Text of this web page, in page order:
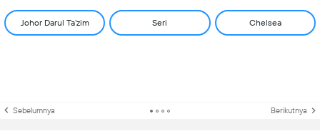
Johor Darul Ta’zim Seri Chelsea
Sebelumnya Berikutnya